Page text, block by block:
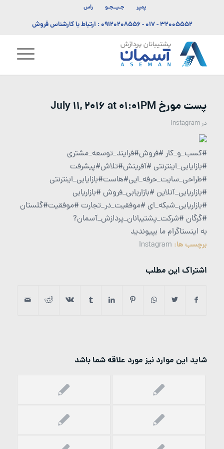
پمپر جـیــجـو راس
۳۲۰۰۵۵۵۲ - ۰۱۷ -۰۹۱۲۰۲۰۸۵۵۶: ارتباط با کارشناس فروش
پست مورخ July 11, 2016 at 01:01PM
در Instagram
#کسب_و_کار #فروش#فرایند_توسعه_مشتری
#بازایابی_اینترنتی #آفرینش#تلاش#پیشرفت
#طراحی_سایت_حرفه_ایی#هاست#بازایابی_اینترنتی
#بازاریابی_آنلاین #بازاریابی_فروش #بازاریابی
#بازاریابی_شبکه_ای #موفقیت_در_تجارت #موفقیت#گلستان
#گرگان #شرکت_پشتیبانان_پردازش_آسمان?
به اینستاگرام ما بپیوندید
برچسب ها: Instagram
اشتراک این مطلب
شاید این موارد نیز مورد علاقه شما باشد